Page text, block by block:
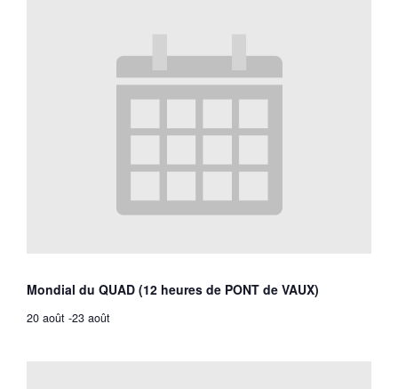
Mondial du QUAD (12 heures de PONT de VAUX)
20 août -23 août